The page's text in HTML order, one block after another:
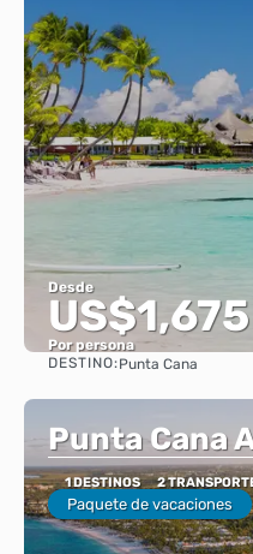
Desde
US$1,675
Por persona
DESTINO:Punta Cana
Punta Cana
1 DESTINOS 2
Paquete de vacaciones